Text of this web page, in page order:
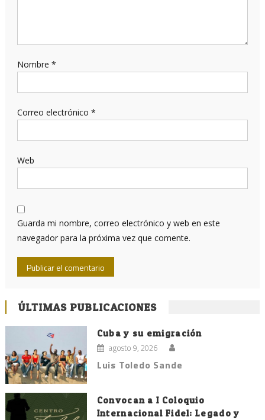
Nombre *
Correo electrónico *
Web
Guarda mi nombre, correo electrónico y web en este
navegador para la próxima vez que comente.
ÚLTIMAS PUBLICACIONES
Cuba y su emigración
agosto 9, 2026
Luis Toledo Sande
Convocan a I Coloquio
Internacional Fidel: Legado y